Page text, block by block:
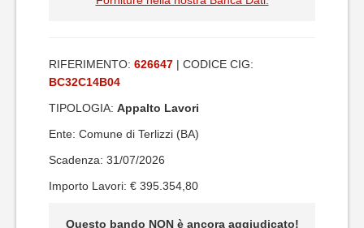
RIFERIMENTO: 626647 | CODICE CIG:
BC32C14B04
TIPOLOGIA: Appalto Lavori
Ente: Comune di Terlizzi (BA)
Scadenza: 31/07/2026
Importo Lavori: € 395.354,80
Questo bando NON è ancora aggiudicato!